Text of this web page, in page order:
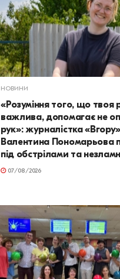
НОВИНИ
«Розуміння того, що твоя
важлива, допомагає не
рук»: журналістка «Вгору»
Валентина Пономарьова
під обстрілами та
07/08/2026